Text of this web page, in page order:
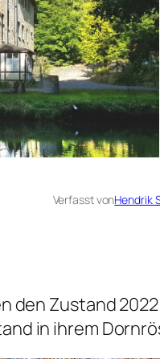
Verfasst vonHendrik
den Zustand
in ihrem